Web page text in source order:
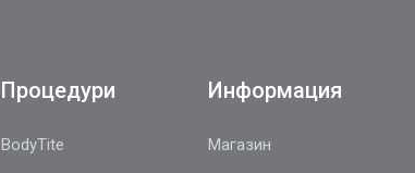
Процедури
BodyTite
Информация
Магазин